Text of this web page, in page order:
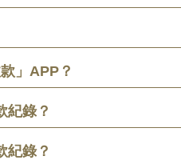
」APP？
紀錄？
紀錄？